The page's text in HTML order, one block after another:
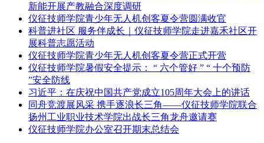
新能开展产教融合深度调研
仪征技师学院青少年无人机创客夏令营圆满收官
科普进社区 服务伴成长｜仪征技师学院走进嘉禾社区开
展科普志愿活动
仪征技师学院青少年无人机创客夏令营正式开营
仪征技师学院暑假安全提示： “ 六个管好 ” “ 十个预防
”安全防线
习近平：在庆祝中国共产党成立105周年大会上的讲话
同舟竞渡展风采 携手逐浪长三角——仪征技师学院联合
扬州工业职业技术学院出战长三角龙舟邀请赛
仪征技师学院办公室召开期末总结会